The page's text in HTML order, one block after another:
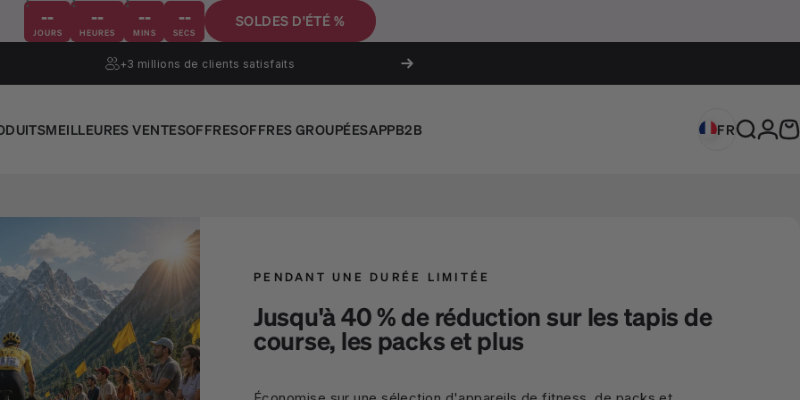
--
JOURS
--
HEURES
--
MINS
--
SECS
SOLDES D'ÉTÉ %
+3 millions de clients satisfaits
MEILLEURES VENTESOFFRESOFFRES GROUPÉESAPPB2B FR
France (EUR
PENDANT UNE DURÉE LIMITÉE
Jusqu'à 40 % de réduction sur les tapis de
course, les packs et plus